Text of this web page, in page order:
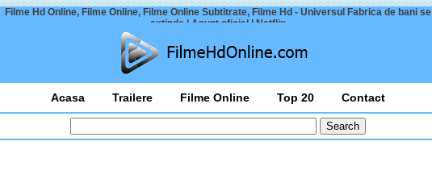
Filme Hd Online, Filme Online, Filme Online Subtitrate, Filme Hd - Universul Fabrica de bani se
extinde | Anunț oficial | Netflix
Acasa Trailere Filme Online Top 20 Contact